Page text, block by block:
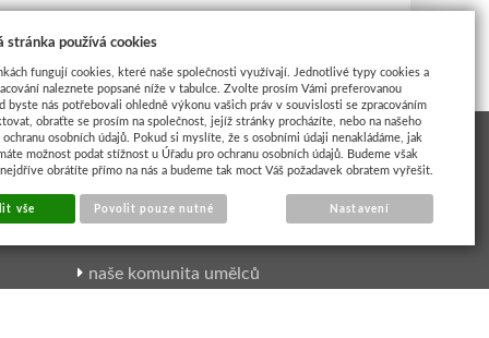
INSPIRACE UMĚLCI
naše komunita umělců
stránka používá cookies
fungují cookies, které naše společnosti využívají. Jednotlivé typy cookies a
naleznete popsané níže v tabulce. Zvolte prosím Vámi preferovanou
byste nás potřebovali ohledně výkonu vašich práv v souvislosti se zpracováním
obraťte se prosím na společnost, jejíž stránky procházíte, nebo na našeho
osobních údajů. Pokud si myslíte, že s osobními údaji nenakládáme, jak
možnost podat stížnost u Úřadu pro ochranu osobních údajů. Budeme však
obrátíte přímo na nás a budeme tak moct Váš požadavek obratem vyřešit.
vše Povolit pouze nutné Nastavení